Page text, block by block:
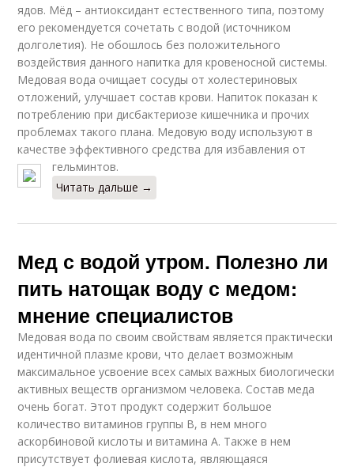
ядов. Мёд – антиоксидант естественного типа, поэтому
его рекомендуется сочетать с водой (источником
долголетия). Не обошлось без положительного
воздействия данного напитка для кровеносной системы.
Медовая вода очищает сосуды от холестериновых
отложений, улучшает состав крови. Напиток показан к
потреблению при дисбактериозе кишечника и прочих
проблемах такого плана. Медовую воду используют в
качестве эффективного средства для избавления от
гельминтов.
Читать дальше →
Мед с водой утром. Полезно ли
пить натощак воду с медом:
мнение специалистов
Медовая вода по своим свойствам является практически
идентичной плазме крови, что делает возможным
максимальное усвоение всех самых важных биологически
активных веществ организмом человека. Состав меда
очень богат. Этот продукт содержит большое
количество витаминов группы B, в нем много
аскорбиновой кислоты и витамина А. Также в нем
присутствует фолиевая кислота, являющаяся